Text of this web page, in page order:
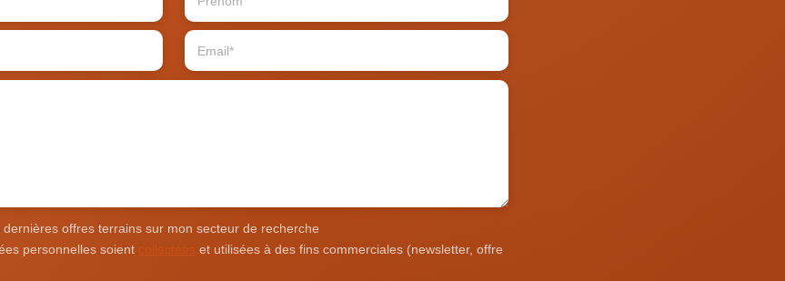
offres terrains sur mon secteur de recherche
personnelles soient
et utilisées à des fins commerciales (newsletter, offre